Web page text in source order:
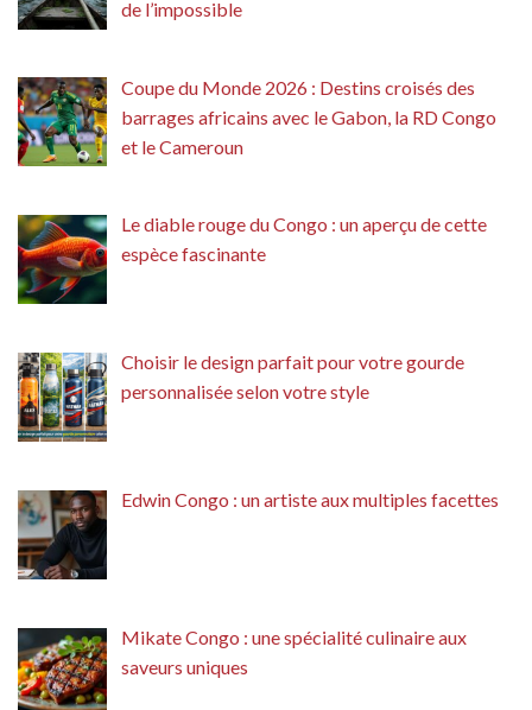
de l’impossible
Coupe du Monde 2026 : Destins croisés des
barrages africains avec le Gabon, la RD Congo
et le Cameroun
Le diable rouge du Congo : un aperçu de cette
espèce fascinante
Choisir le design parfait pour votre gourde
personnalisée selon votre style
Edwin Congo : un artiste aux multiples facettes
Mikate Congo : une spécialité culinaire aux
saveurs uniques